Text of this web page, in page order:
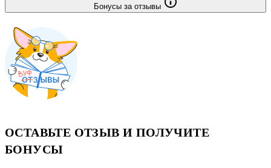
Бонусы за отзывы
ОСТАВЬТЕ ОТЗЫВ И ПОЛУЧИТЕ
БОНУСЫ